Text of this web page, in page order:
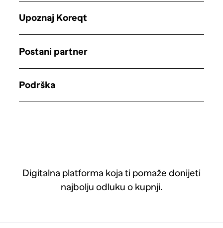
Digitalna platforma koja ti pomaže donijeti
najbolju odluku o kupnji.
Upoznaj Koreqt
Postani partner
Podrška